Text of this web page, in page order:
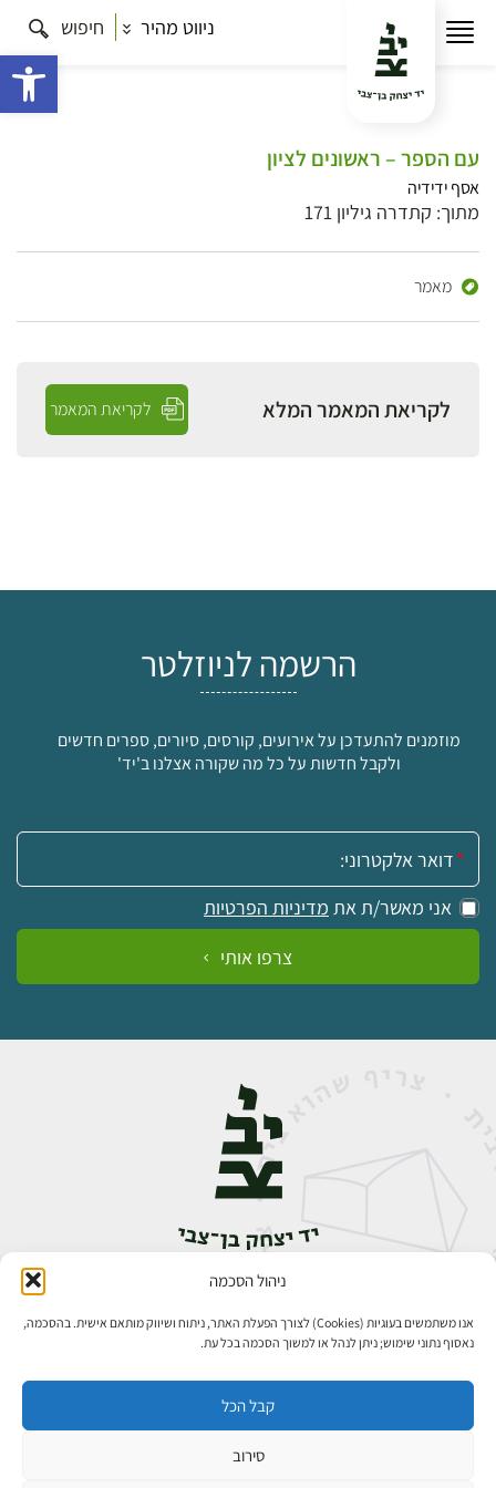
ניהול הסכמה
אנו משתמשים בעוגיות (Cookies) לצורך הפעלת האתר, ניתוח ושיווק מותאם אישית. בהסכמה,
נאסוף נתוני שימוש; ניתן לנהל או למשוך הסכמה בכל עת.
קבל הכל
סירוב
ניווט מהיר חיפוש
עם הספר – ראשונים לציון
אסף ידידיה
מתוך: קתדרה גיליון 171
מאמר
לקריאת המאמר המלא לקריאת המאמר
הרשמה לניוזלטר
מוזמנים להתעדכן על אירועים, קורסים, סיורים, ספרים חדשים
ולקבל חדשות על כל מה שקורה אצלנו ב'יד'
אימייל:
אני מאשר/ת את מדיניות הפרטיות
צרפו אותי
אבן גבירול 14, רחביה, ירושלים